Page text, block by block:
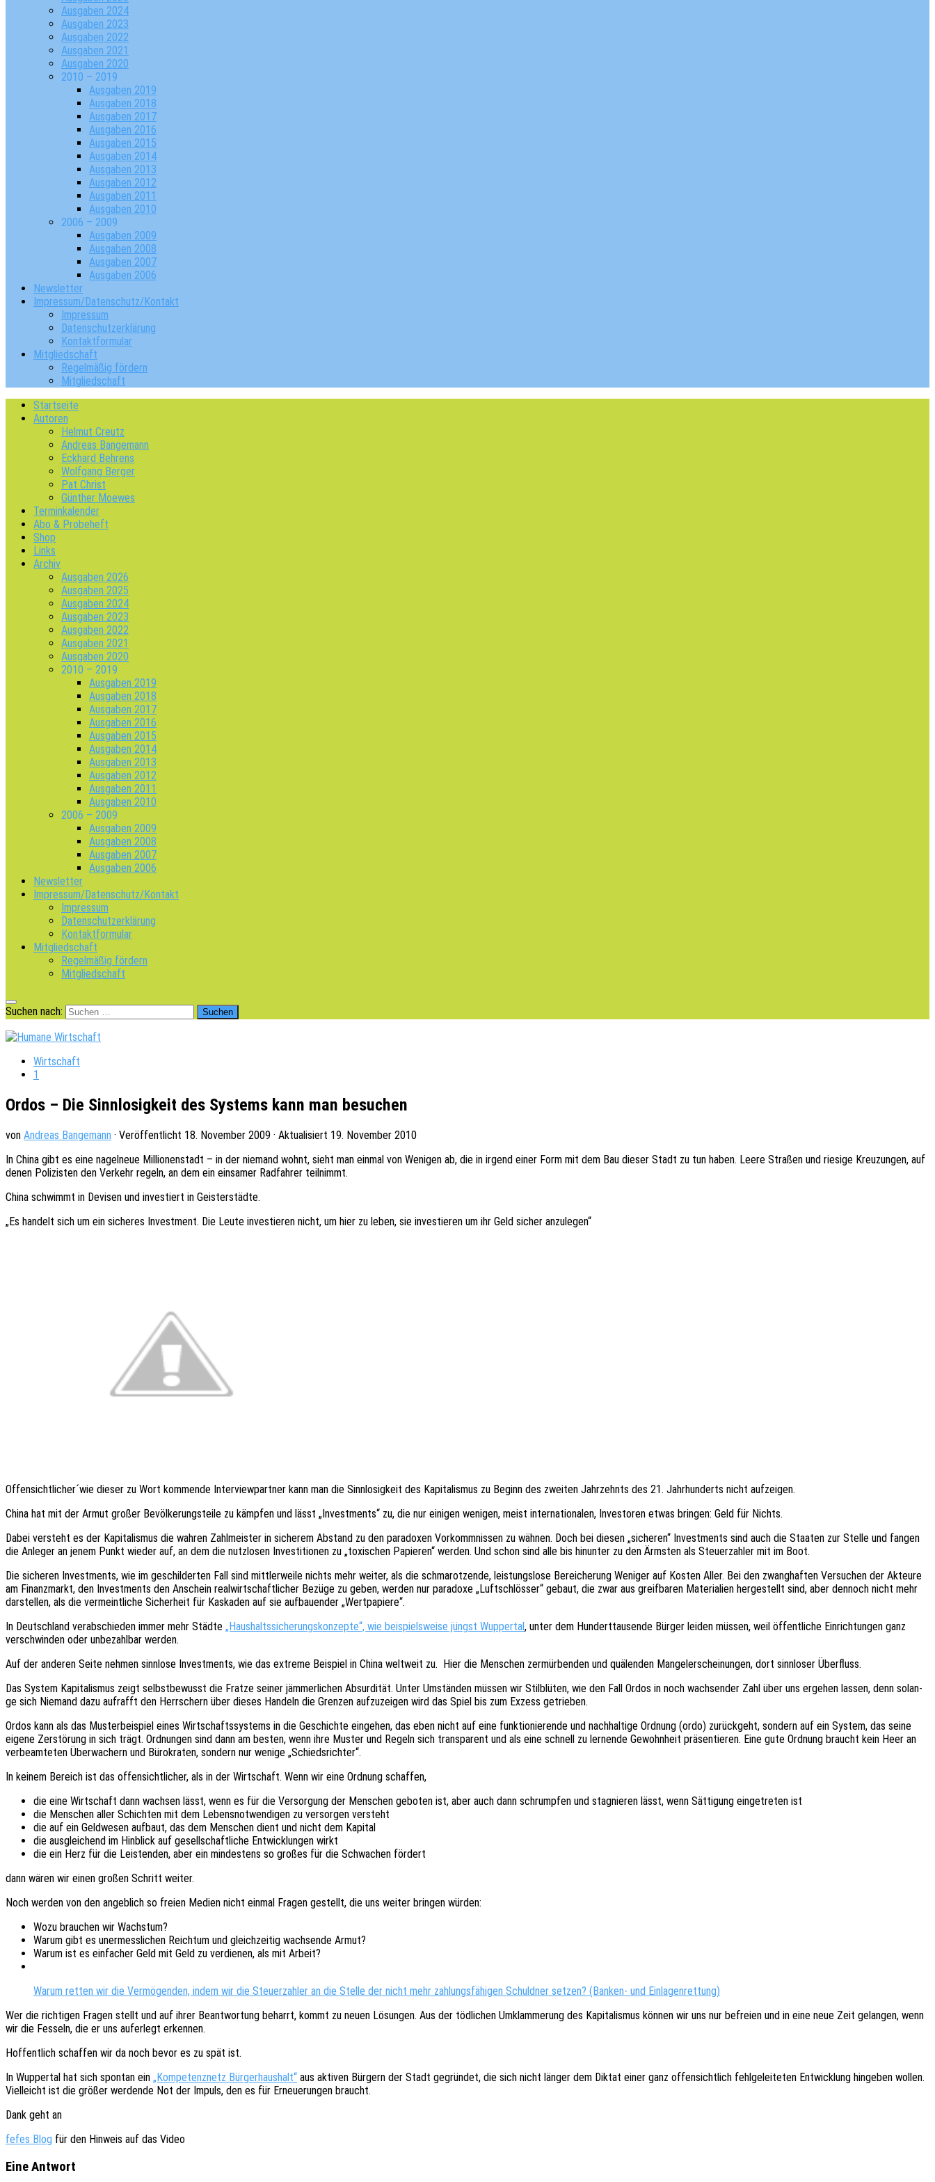
Ausgaben 2024
Ausgaben 2023
Ausgaben 2022
Ausgaben 2021
Ausgaben 2020
2010 – 2019
Ausgaben 2019
Ausgaben 2018
Ausgaben 2017
Ausgaben 2016
Ausgaben 2015
Ausgaben 2014
Ausgaben 2013
Ausgaben 2012
Ausgaben 2011
Ausgaben 2010
2006 – 2009
Ausgaben 2009
Ausgaben 2008
Ausgaben 2007
Ausgaben 2006
Newsletter
Impressum/Datenschutz/Kontakt
Impressum
Datenschutzerklärung
Kontaktformular
Mitgliedschaft
Regelmäßig fördern
Mitgliedschaft
Startseite
Autoren
Helmut Creutz
Andreas Bangemann
Eckhard Behrens
Wolfgang Berger
Pat Christ
Günther Moewes
Terminkalender
Abo & Probeheft
Shop
Links
Archiv
Ausgaben 2026
Ausgaben 2025
Ausgaben 2024
Ausgaben 2023
Ausgaben 2022
Ausgaben 2021
Ausgaben 2020
2010 – 2019
Ausgaben 2019
Ausgaben 2018
Ausgaben 2017
Ausgaben 2016
Ausgaben 2015
Ausgaben 2014
Ausgaben 2013
Ausgaben 2012
Ausgaben 2011
Ausgaben 2010
2006 – 2009
Ausgaben 2009
Ausgaben 2008
Ausgaben 2007
Ausgaben 2006
Newsletter
Impressum/Datenschutz/Kontakt
Impressum
Datenschutzerklärung
Kontaktformular
Mitgliedschaft
Regelmäßig fördern
Mitgliedschaft
Suchen nach:
Wirtschaft
1
Ordos – Die Sinnlosigkeit des Systems kann man besuchen
von Andreas Bangemann · Veröffentlicht 18. November 2009 · Aktualisiert 19. November 2010
In China gibt es eine nagel­neue Millio­nen­stadt – in der niemand wohnt, sieht man einmal von Weni­gen ab, die in irgend einer Form mit dem Bau dieser Stadt zu tun haben. Leere Stra­ßen und riesi­ge Kreu­zun­gen, auf
denen Poli­zis­ten den Verkehr regeln, an dem ein einsa­mer Radfah­rer teilnimmt.
China schwimmt in Devi­sen und inves­tiert in Geisterstädte.
„Es handelt sich um ein siche­res Invest­ment. Die Leute inves­tie­ren nicht, um hier zu leben, sie inves­tie­ren um ihr Geld sicher anzulegen“
Offensichtlicher´wie dieser zu Wort kommen­de Inter­view­part­ner kann man die Sinn­lo­sig­keit des Kapi­ta­lis­mus zu Beginn des zwei­ten Jahr­zehnts des 21. Jahr­hun­derts nicht aufzeigen.
China hat mit der Armut großer Bevöl­ke­rungs­tei­le zu kämp­fen und lässt „Invest­ments“ zu, die nur eini­gen weni­gen, meist inter­na­tio­na­len, Inves­to­ren etwas brin­gen: Geld für Nichts.
Dabei versteht es der Kapi­ta­lis­mus die wahren Zahl­meis­ter in siche­rem Abstand zu den para­do­xen Vorkomm­nis­sen zu wähnen. Doch bei diesen „siche­ren“ Invest­ments sind auch die Staa­ten zur Stelle und fangen
die Anle­ger an jenem Punkt wieder auf, an dem die nutz­lo­sen Inves­ti­tio­nen zu „toxi­schen Papie­ren“ werden. Und schon sind alle bis hinun­ter zu den Ärms­ten als Steu­er­zah­ler mit im Boot.
Die siche­ren Invest­ments, wie im geschil­der­ten Fall sind mitt­ler­wei­le nichts mehr weiter, als die schma­rot­zen­de, leis­tungs­lo­se Berei­che­rung Weni­ger auf Kosten Aller. Bei den zwang­haf­ten Versu­chen der Akteu­re
am Finanz­markt, den Invest­ments den Anschein real­wirt­schaft­li­cher Bezüge zu geben, werden nur para­do­xe „Luft­schlös­ser“ gebaut, die zwar aus greif­ba­ren Mate­ria­li­en herge­stellt sind, aber dennoch nicht mehr
darstel­len, als die vermeint­li­che Sicher­heit für Kaska­den auf sie aufbau­en­der „Wert­pa­pie­re“.
In Deutsch­land verab­schie­den immer mehr Städte „Haus­halts­si­che­rungs­kon­zep­te“, wie beispiels­wei­se jüngst Wupper­tal, unter dem Hundert­tau­sen­de Bürger leiden müssen, weil öffent­li­che Einrich­tun­gen ganz
verschwin­den oder unbe­zahl­bar werden.
Auf der ande­ren Seite nehmen sinn­lo­se Invest­ments, wie das extre­me Beispiel in China welt­weit zu. Hier die Menschen zermür­ben­den und quälen­den Mangel­er­schei­nun­gen, dort sinn­lo­ser Überfluss.
Das System Kapi­ta­lis­mus zeigt selbst­be­wusst die Fratze seiner jämmer­li­chen Absur­di­tät. Unter Umstän­den müssen wir Stil­blü­ten, wie den Fall Ordos in noch wach­sen­der Zahl über uns erge­hen lassen, denn solan­
ge sich Niemand dazu aufrafft den Herr­schern über dieses Handeln die Gren­zen aufzu­zei­gen wird das Spiel bis zum Exzess getrieben.
Ordos kann als das Muster­bei­spiel eines Wirt­schafts­sys­tems in die Geschich­te einge­hen, das eben nicht auf eine funk­tio­nie­ren­de und nach­hal­ti­ge Ordnung (ordo) zurück­geht, sondern auf ein System, das seine
eigene Zerstö­rung in sich trägt. Ordnun­gen sind dann am besten, wenn ihre Muster und Regeln sich trans­pa­rent und als eine schnell zu lernen­de Gewohn­heit präsen­tie­ren. Eine gute Ordnung braucht kein Heer an
verbe­am­te­ten Über­wa­chern und Büro­kra­ten, sondern nur wenige „Schieds­rich­ter“.
In keinem Bereich ist das offen­sicht­li­cher, als in der Wirt­schaft. Wenn wir eine Ordnung schaffen,
die eine Wirt­schaft dann wach­sen lässt, wenn es für die Versor­gung der Menschen gebo­ten ist, aber auch dann schrump­fen und stagnie­ren lässt, wenn Sätti­gung einge­tre­ten ist
die Menschen aller Schich­ten mit dem Lebens­not­wen­di­gen zu versor­gen versteht
die auf ein Geld­we­sen aufbaut, das dem Menschen dient und nicht dem Kapital
die ausglei­chend im Hinblick auf gesell­schaft­li­che Entwick­lun­gen wirkt
die ein Herz für die Leis­ten­den, aber ein mindes­tens so großes für die Schwa­chen fördert
dann wären wir einen großen Schritt weiter.
Noch werden von den angeb­lich so freien Medien nicht einmal Fragen gestellt, die uns weiter brin­gen würden:
Wozu brau­chen wir Wachstum?
Warum gibt es uner­mess­li­chen Reich­tum und gleich­zei­tig wach­sen­de Armut?
Warum ist es einfa­cher Geld mit Geld zu verdie­nen, als mit Arbeit?
Warum retten wir die Vermö­gen­den, indem wir die Steu­er­zah­ler an die Stelle der nicht mehr zahlungs­fä­hi­gen Schuld­ner setzen? (Banken- und Einlagenrettung)
Wer die rich­ti­gen Fragen stellt und auf ihrer Beant­wor­tung beharrt, kommt zu neuen Lösun­gen. Aus der tödli­chen Umklam­me­rung des Kapi­ta­lis­mus können wir uns nur befrei­en und in eine neue Zeit gelan­gen, wenn
wir die Fesseln, die er uns aufer­legt erkennen.
Hoffent­lich schaf­fen wir da noch bevor es zu spät ist.
In Wupper­tal hat sich spon­tan ein „Kompe­tenz­netz Bürger­haus­halt“ aus akti­ven Bürgern der Stadt gegrün­det, die sich nicht länger dem Diktat einer ganz offen­sicht­lich fehl­ge­lei­te­ten Entwick­lung hinge­ben wollen.
Viel­leicht ist die größer werden­de Not der Impuls, den es für Erneue­run­gen braucht.
Dank geht an
fefes Blog für den Hinweis auf das Video
Eine Antwort